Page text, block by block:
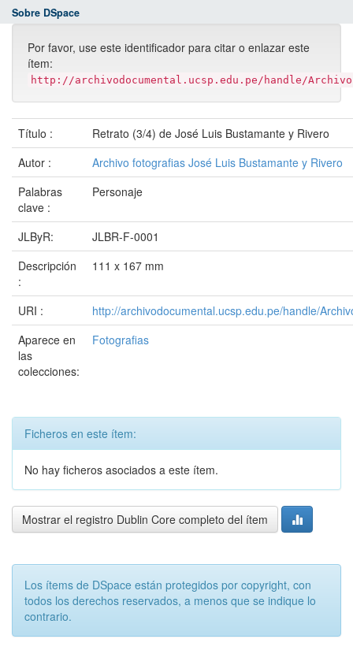
Sobre DSpace
Por favor, use este identificador para citar o enlazar este
ítem:
http://archivodocumental.ucsp.edu.pe/handle/
Título :
Retrato (3/4) de José Luis Bustamante y Rivero
Autor :
Archivo fotografias José Luis Bustamante y Rivero
Palabras
clave :
Personaje
JLByR:
JLBR-F-0001
Descripción
:
111 x 167 mm
URI :
http://archivodocumental.ucsp.edu.pe/handle/
Aparece en
las
colecciones:
Fotografias
Ficheros en este ítem:
No hay ficheros asociados a este ítem.
Mostrar el registro Dublin Core completo del ítem
Los ítems de DSpace están protegidos por copyright, con
todos los derechos reservados, a menos que se indique lo
contrario.